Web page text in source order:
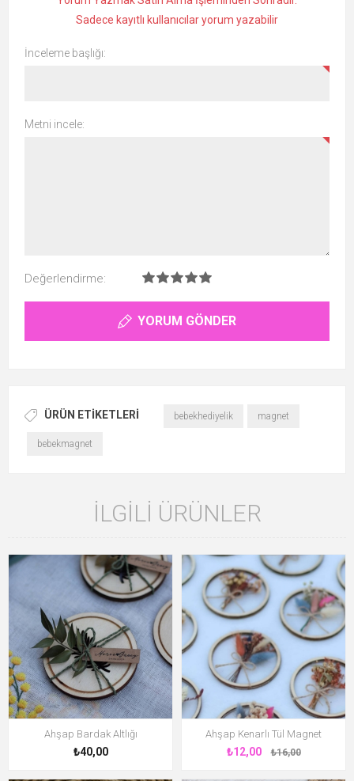
Sadece kayıtlı kullanıcılar yorum yazabilir
İnceleme başlığı:
Metni incele:
Değerlendirme:
YORUM GÖNDER
ÜRÜN ETIKETLERI bebekhediyelik magnet
bebekmagnet
İLGILI ÜRÜNLER
Ahşap Bardak Altlığı
₺40,00
Ahşap Kenarlı Tül Magnet
₺12,00 ₺16,00